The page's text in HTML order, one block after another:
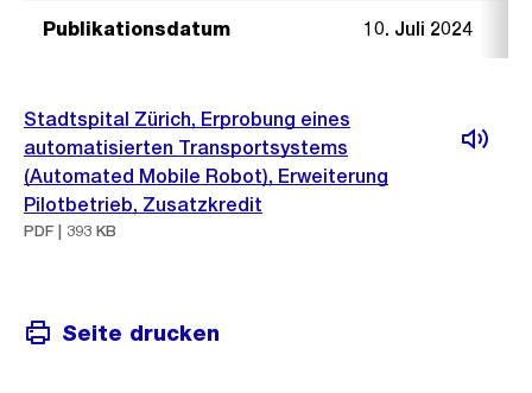
Publikationsdatum 10. Juli 2024
Stadtspital Zürich, Erprobung eines
automatisierten Transportsystems
(Automated Mobile Robot), Erweiterung
Pilotbetrieb, Zusatzkredit
PDF | 393 KB
Seite drucken